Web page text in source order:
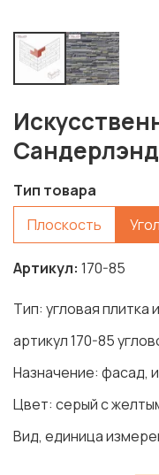
Тип товара
Плоскость
Угол
Артикул 170-85
Тип: угловая плитка
артикул 170-85
Назначение: фасад,
Цвет: серый с
Вид, единица